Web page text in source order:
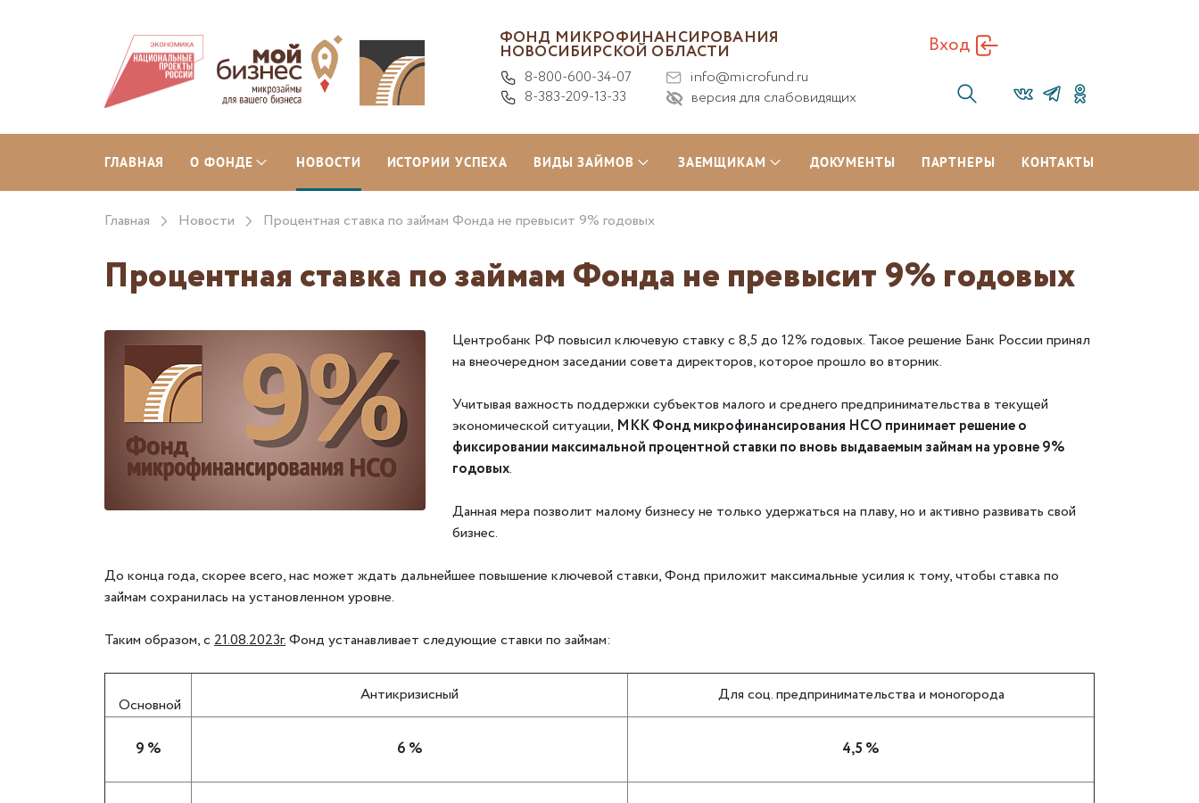
ФОНД МИКРОФИНАНСИРОВАНИЯ
НОВОСИБИРСКОЙ ОБЛАСТИ
8-800-600-34-07
8-383-209-13-33
info@microfund.ru
версия для слабовидящих
Вход
ГЛАВНАЯ О ФОНДЕ НОВОСТИ ИСТОРИИ УСПЕХА ВИДЫ ЗАЙМОВ ЗАЕМЩИКАМ ДОКУМЕНТЫ ПАРТНЕРЫ КОНТАКТЫ
Главная Новости Процентная ставка по займам Фонда не превысит 9% годовых
Процентная ставка по займам Фонда не превысит 9% годовых
Центробанк РФ повысил ключевую ставку с 8,5 до 12% годовых. Такое решение Банк России принял
на внеочередном заседании совета директоров, которое прошло во вторник.
Учитывая важность поддержки субъектов малого и среднего предпринимательства в текущей
экономической ситуации, МКК Фонд микрофинансирования НСО принимает решение о
фиксировании максимальной процентной ставки по вновь выдаваемым займам на уровне 9%
годовых.
Данная мера позволит малому бизнесу не только удержаться на плаву, но и активно развивать свой
бизнес.
До конца года, скорее всего, нас может ждать дальнейшее повышение ключевой ставки, Фонд приложит максимальные усилия к тому, чтобы ставка по
займам сохранилась на установленном уровне.
Таким образом, с21.08.2023г.Фонд устанавливает следующие ставки по займам:
Основной
Антикризисный Для соц. предпринимательства и моногорода
9 % 6 % 4,5 %